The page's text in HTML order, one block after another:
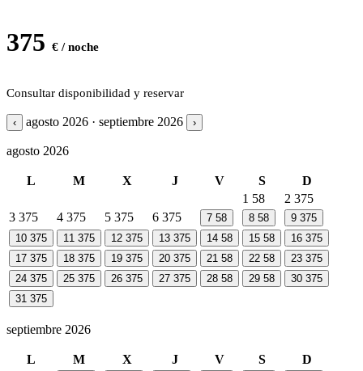
375 € / noche
Consultar disponibilidad y reservar
‹ agosto 2026 · septiembre 2026 ›
agosto 2026
L M X J V S
D
1 58 2 375
3 375 4 375 5 375 6 375 7 58 8 58 9 375
10 375 11 375 12 375 13 375 14 58 15 58 16 375
17 375 18 375 19 375 20 375 21 58 22 58 23 375
24 375 25 375 26 375 27 375 28 58 29 58 30 375
31 375
septiembre 2026
L M X J V S D